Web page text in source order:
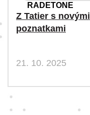
RADETONE
Z Tatier s novými
poznatkami
21. 10. 2025